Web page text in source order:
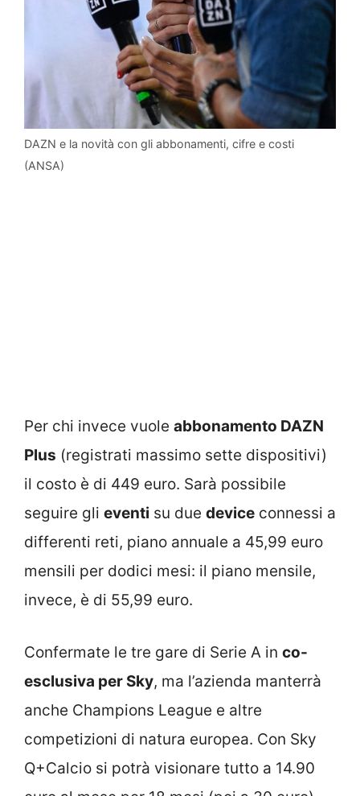
DAZN e la novità con gli abbonamenti, cifre e costi
(ANSA)
Per chi invece vuole abbonamento DAZN
Plus (registrati massimo sette dispositivi)
il costo è di 449 euro. Sarà possibile
seguire gli eventi su due device connessi a
differenti reti, piano annuale a 45,99 euro
mensili per dodici mesi: il piano mensile,
invece, è di 55,99 euro.
Confermate le tre gare di Serie A in co-
esclusiva per Sky, ma l’azienda manterrà
anche Champions League e altre
competizioni di natura europea. Con Sky
Q+Calcio si potrà visionare tutto a 14.90